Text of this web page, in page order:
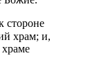
стороне
храм; и,